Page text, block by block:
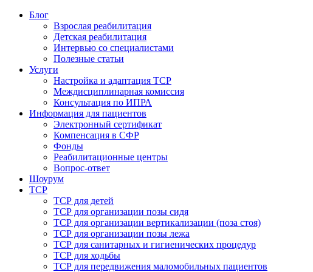
Блог
Взрослая реабилитация
Детская реабилитация
Интервью со специалистами
Полезные статьи
Услуги
Настройка и адаптация ТСР
Междисциплинарная комиссия
Консультация по ИПРА
Информация для пациентов
Электронный сертификат
Компенсация в СФР
Фонды
Реабилитационные центры
Вопрос-ответ
Шоурум
ТСР
ТСР для детей
ТСР для организации позы сидя
ТСР для организации вертикализации (поза стоя)
ТСР для организации позы лежа
ТСР для санитарных и гигиенических процедур
ТСР для ходьбы
ТСР для передвижения маломобильных пациентов